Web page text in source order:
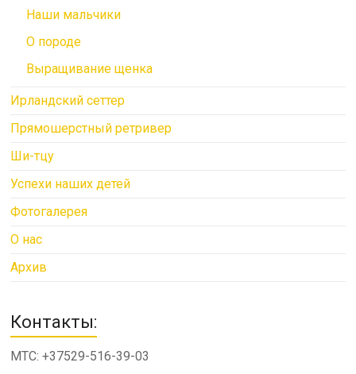
Наши мальчики
О породе
Выращивание щенка
Ирландский сеттер
Прямошерстный ретривер
Ши-тцу
Успехи наших детей
Фотогалерея
О нас
Архив
Контакты:
МТС: +37529-516-39-03